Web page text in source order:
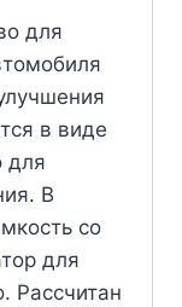
для
в виде
для
В
со
для
Рассчитан